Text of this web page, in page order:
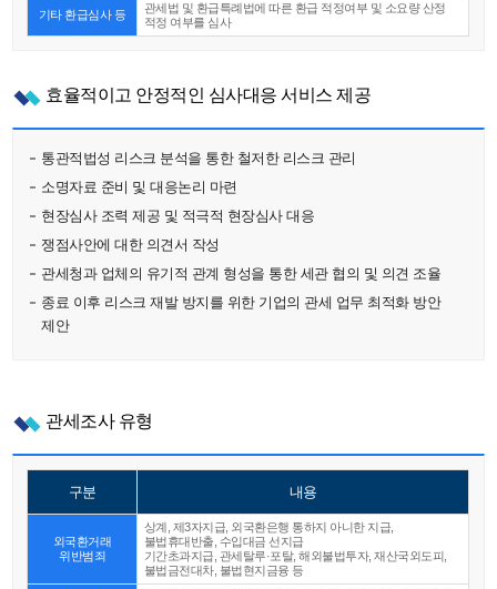
기타 환급심사 등
관세법 및 환급특례법에 따른 환급 적정여부 및 소요량 산정
적정 여부를 심사
효율적이고 안정적인 심사대응 서비스 제공
통관적법성 리스크 분석을 통한 철저한 리스크 관리
소명자료 준비 및 대응논리 마련
현장심사 조력 제공 및 적극적 현장심사 대응
쟁점사안에 대한 의견서 작성
관세청과 업체의 유기적 관계 형성을 통한 세관 협의 및 의견 조율
종료 이후 리스크 재발 방지를 위한 기업의 관세 업무 최적화 방안
제안
관세조사 유형
구분 내용
외국환거래
위반범죄
상계, 제3자지급, 외국환은행 통하지 아니한 지급,
불법휴대반출, 수입대금 선지급
기간초과지급, 관세탈루·포탈, 해외불법투자, 재산국외도피,
불법금전대차, 불법현지금융 등